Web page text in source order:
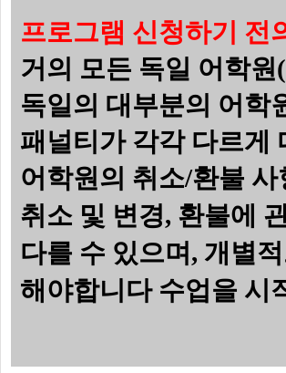
프로그램 신청하기 전
거의 모든 독일 어학
독일의 대부분의 어학
패널티가 각각 다르게
어학원의 취소/환불
취소 및 변경, 환불에
다를 수 있으며 , 개별
해야합니다 수업을 시